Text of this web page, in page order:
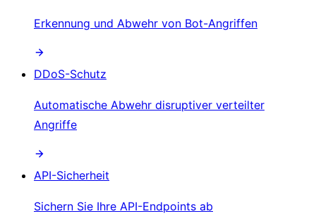
Erkennung und Abwehr von Bot-Angriffen
DDoS-Schutz
Automatische Abwehr disruptiver verteilter
Angriffe
API-Sicherheit
Sichern Sie Ihre API-Endpoints ab